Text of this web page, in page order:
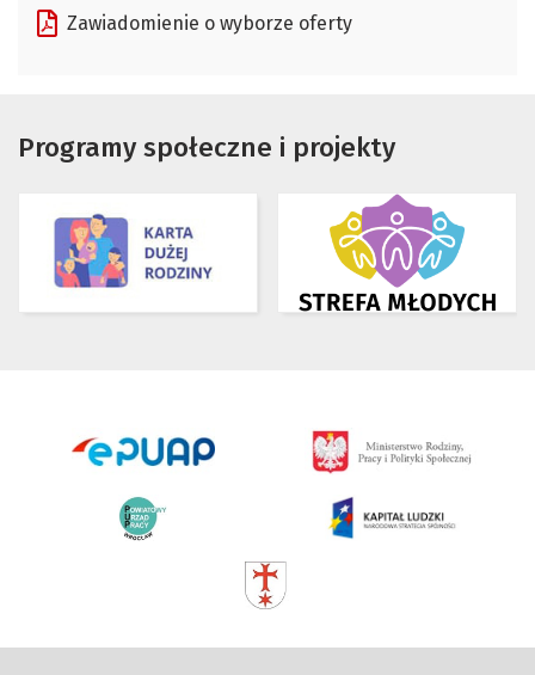
Zawiadomienie o wyborze oferty
Programy społeczne i projekty